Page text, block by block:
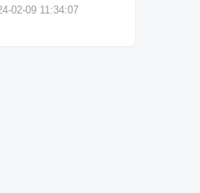
02-09 11:34:07